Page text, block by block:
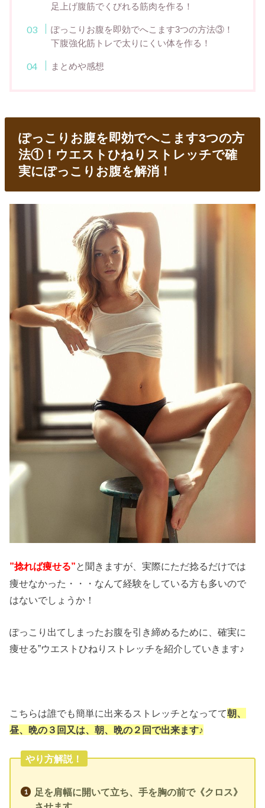
足上げ腹筋でくびれる筋肉を作る！
ぽっこりお腹を即効でへこます3つの方法③！
下腹強化筋トレで太りにくい体を作る！
まとめや感想
ぽっこりお腹を即効でへこます3つの方
法①！ウエストひねりストレッチで確
実にぽっこりお腹を解消！
”捻れば痩せる”と聞きますが、実際にただ捻るだけでは
痩せなかった・・・なんて経験をしている方も多いので
はないでしょうか！
ぽっこり出てしまったお腹を引き締めるために、確実に
痩せる”ウエストひねりストレッチを紹介していきます♪
こちらは誰でも簡単に出来るストレッチとなってて朝、
昼、晩の３回又は、朝、晩の２回で出来ます♪
やり方解説！
足を肩幅に開いて立ち、手を胸の前で《クロス》